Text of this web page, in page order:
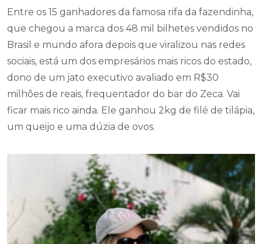
Entre os 15 ganhadores da famosa rifa da fazendinha,
que chegou a marca dos 48 mil bilhetes vendidos no
Brasil e mundo afora depois que viralizou nas redes
sociais, está um dos empresários mais ricos do estado,
dono de um jato executivo avaliado em R$30
milhões de reais, frequentador do bar do Zeca. Vai
ficar mais rico ainda. Ele ganhou 2kg de filé de tilápia,
um queijo e uma dúzia de ovos.